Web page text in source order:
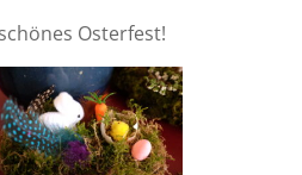
Osterfest!